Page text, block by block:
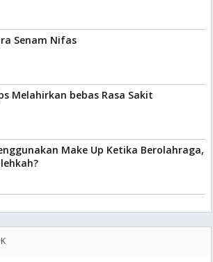
Senam Nifas
Melahirkan bebas Rasa Sakit
Make Up Ketika Berolahraga,